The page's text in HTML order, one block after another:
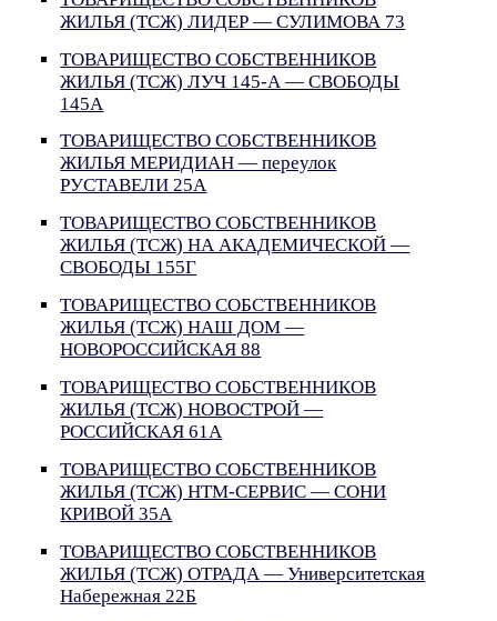
ЖИЛЬЯ (ТСЖ) ЛИДЕР — СУЛИМОВА 73
ТОВАРИЩЕСТВО СОБСТВЕННИКОВ
ЖИЛЬЯ (ТСЖ) ЛУЧ 145-А — СВОБОДЫ
145А
ТОВАРИЩЕСТВО СОБСТВЕННИКОВ
ЖИЛЬЯ МЕРИДИАН — переулок
РУСТАВЕЛИ 25А
ТОВАРИЩЕСТВО СОБСТВЕННИКОВ
ЖИЛЬЯ (ТСЖ) НА АКАДЕМИЧЕСКОЙ —
СВОБОДЫ 155Г
ТОВАРИЩЕСТВО СОБСТВЕННИКОВ
ЖИЛЬЯ (ТСЖ) НАШ ДОМ —
НОВОРОССИЙСКАЯ 88
ТОВАРИЩЕСТВО СОБСТВЕННИКОВ
ЖИЛЬЯ (ТСЖ) НОВОСТРОЙ —
РОССИЙСКАЯ 61А
ТОВАРИЩЕСТВО СОБСТВЕННИКОВ
ЖИЛЬЯ (ТСЖ) НТМ-СЕРВИС — СОНИ
КРИВОЙ 35А
ТОВАРИЩЕСТВО СОБСТВЕННИКОВ
ЖИЛЬЯ (ТСЖ) ОТРАДА — Университетская
Набережная 22Б